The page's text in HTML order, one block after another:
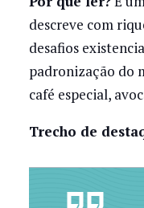
descreve com
desafios
padronização do
café especial,
Trecho de